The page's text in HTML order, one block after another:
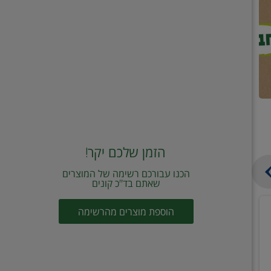
הזמן שלכם יקר!
הכנו עבורכם רשימה של המוצרים
שאתם בד"כ קונים
הוספת מוצרים מהרשימה